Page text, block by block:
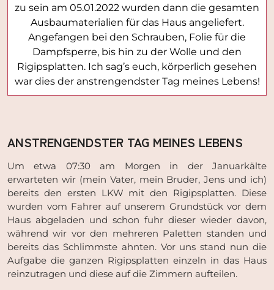
zu sein am 05.01.2022 wurden dann die gesamten
Ausbaumaterialien für das Haus angeliefert.
Angefangen bei den Schrauben, Folie für die
Dampfsperre, bis hin zu der Wolle und den
Rigipsplatten. Ich sag’s euch, körperlich gesehen
war dies der anstrengendster Tag meines Lebens!
ANSTRENGENDSTER TAG MEINES LEBENS
Um etwa 07:30 am Morgen in der Januarkälte
erwarteten wir (mein Vater, mein Bruder, Jens und ich)
bereits den ersten LKW mit den Rigipsplatten. Diese
wurden vom Fahrer auf unserem Grundstück vor dem
Haus abgeladen und schon fuhr dieser wieder davon,
während wir vor den mehreren Paletten standen und
bereits das Schlimmste ahnten. Vor uns stand nun die
Aufgabe die ganzen Rigipsplatten einzeln in das Haus
reinzutragen und diese auf die Zimmern aufteilen.